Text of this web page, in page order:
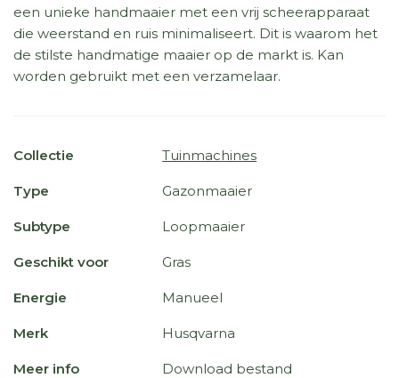
een unieke handmaaier met een vrij scheerapparaat
die weerstand en ruis minimaliseert. Dit is waarom het
de stilste handmatige maaier op de markt is. Kan
worden gebruikt met een verzamelaar.
Collectie Tuinmachines
Type Gazonmaaier
Subtype Loopmaaier
Geschikt voor Gras
Energie Manueel
Merk Husqvarna
Meer info Download bestand